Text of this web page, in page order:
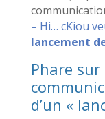
– Hi… cKiou
lancement
Phare
d’un «